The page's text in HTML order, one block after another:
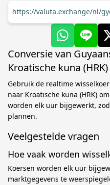
https://valuta.exchange/nl/
Conversie van
Kroatische kuna (HRK)
Gebruik de realtime
naar Kroatische kuna (HRK)
worden elk uur bijgewerkt,
plannen.
Veelgestelde vragen
Hoe vaak worden
Koersen worden elk uur
marktgegevens te